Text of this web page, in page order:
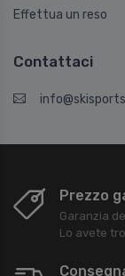
Effettua un reso
Contattaci
Prezzo
Garanzia
Lo avete